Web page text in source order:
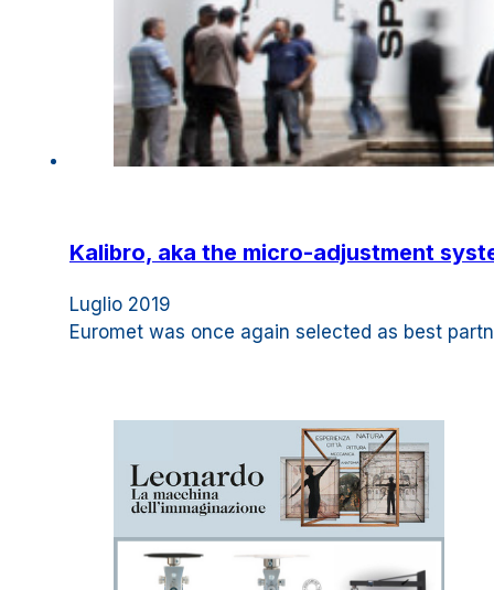
Kalibro, aka the micro-adjustment
Luglio 2019
Euromet was once again selected as best